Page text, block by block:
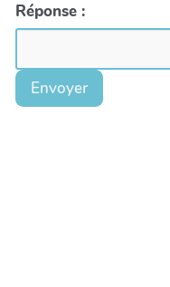
Réponse :
Envoyer